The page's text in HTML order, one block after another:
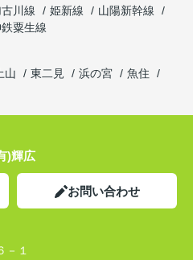
川線 姫新線
山陽新幹線
粟生線
山 東二見 浜の宮
魚住
)輝広
お問い合わせ
－１